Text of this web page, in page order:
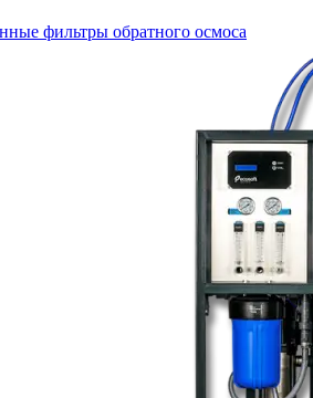
фильтры обратного осмоса